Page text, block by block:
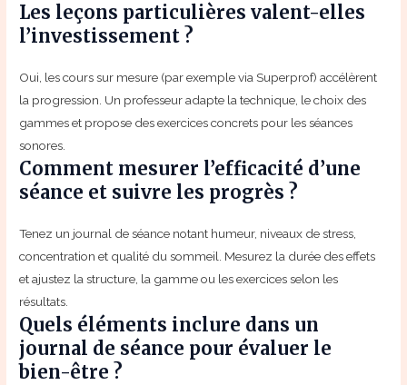
Les leçons particulières valent-elles
l’investissement ?
Oui, les cours sur mesure (par exemple via Superprof) accélèrent
la progression. Un professeur adapte la technique, le choix des
gammes et propose des exercices concrets pour les séances
sonores.
Comment mesurer l’efficacité d’une
séance et suivre les progrès ?
Tenez un journal de séance notant humeur, niveaux de stress,
concentration et qualité du sommeil. Mesurez la durée des effets
et ajustez la structure, la gamme ou les exercices selon les
résultats.
Quels éléments inclure dans un
journal de séance pour évaluer le
bien-être ?